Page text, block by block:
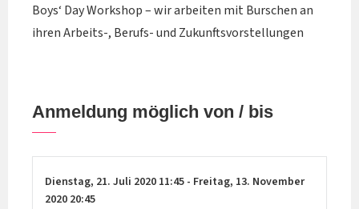
Boys‘ Day Workshop – wir arbeiten mit Burschen an
ihren Arbeits-, Berufs- und Zukunftsvorstellungen
Anmeldung möglich von / bis
Dienstag, 21. Juli 2020 11:45 - Freitag, 13. November
2020 20:45